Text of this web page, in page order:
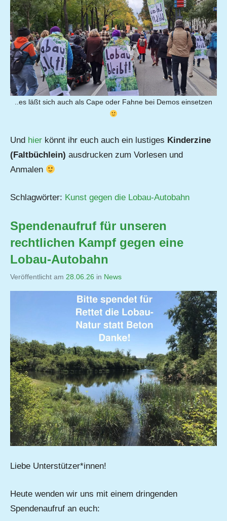
..es läßt sich auch als Cape oder Fahne bei Demos einsetzen
Und hier könnt ihr euch auch ein lustiges Kinderzine
(Faltbüchlein) ausdrucken zum Vorlesen und
Anmalen
Schlagwörter: Kunst gegen die Lobau-Autobahn
Spendenaufruf für unseren
rechtlichen Kampf gegen eine
Lobau-Autobahn
Veröffentlicht am 28.06.26 von
Matysek
in News
Liebe Unterstützer*innen!
Heute wenden wir uns mit einem dringenden
Spendenaufruf an euch: